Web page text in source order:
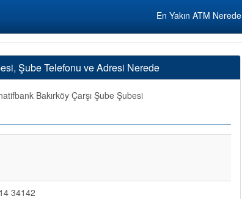
En Yakın ATM Nerede
Şube Telefonu ve Adresi Nerede
Bakırköy Çarşı Şube Şubesi
34142